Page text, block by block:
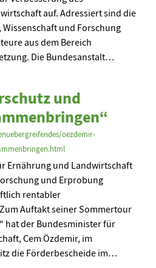
auf. Adressiert sind die
und Forschung
aus dem Bereich
Die Bundesanstalt…
und
oezdemir-
Ernährung und Landwirtschaft
und Erprobung
rentabler
Auftakt seiner Sommertour
hat der Bundesminister für
Cem Özdemir, im
die Förderbescheide im…